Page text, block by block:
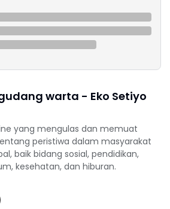
warta - Eko Setiyo
yang mengulas dan memuat
peristiwa dalam masyarakat
baik bidang sosial, pendidikan,
kesehatan, dan hiburan.